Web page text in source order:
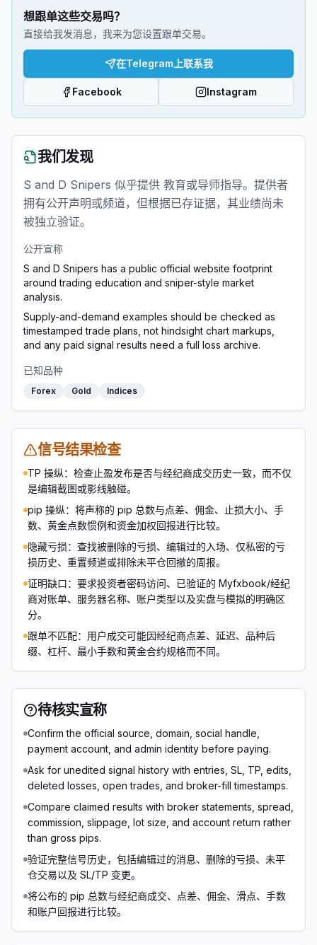
想跟单这些交易吗？
直接给我发消息，我来为您设置跟单交易。
在Telegram上联系我
Facebook Instagram
我们发现
S and D Snipers 似乎提供 教育或导师指导。提供者
拥有公开声明或频道，但根据已存证据，其业绩尚未
被独立验证。
公开宣称
S and D Snipers has a public official website footprint
around trading education and sniper-style market
analysis.
Supply-and-demand examples should be checked as
timestamped trade plans, not hindsight chart markups,
and any paid signal results need a full loss archive.
已知品种
Forex Gold Indices
信号结果检查
TP 操纵：检查止盈发布是否与经纪商成交历史一致，而不仅
是编辑截图或影线触碰。
pip 操纵：将声称的 pip 总数与点差、佣金、止损大小、手
数、黄金点数惯例和资金加权回报进行比较。
隐藏亏损：查找被删除的亏损、编辑过的入场、仅私密的亏
损历史、重置频道或排除未平仓回撤的周报。
证明缺口：要求投资者密码访问、已验证的 Myfxbook/经纪
商对账单、服务器名称、账户类型以及实盘与模拟的明确区
分。
跟单不匹配：用户成交可能因经纪商点差、延迟、品种后
缀、杠杆、最小手数和黄金合约规格而不同。
待核实宣称
Confirm the official source, domain, social handle,
payment account, and admin identity before paying.
Ask for unedited signal history with entries, SL, TP, edits,
deleted losses, open trades, and broker-fill timestamps.
Compare claimed results with broker statements, spread,
commission, slippage, lot size, and account return rather
than gross pips.
验证完整信号历史，包括编辑过的消息、删除的亏损、未平
仓交易以及 SL/TP 变更。
将公布的 pip 总数与经纪商成交、点差、佣金、滑点、手数
和账户回报进行比较。